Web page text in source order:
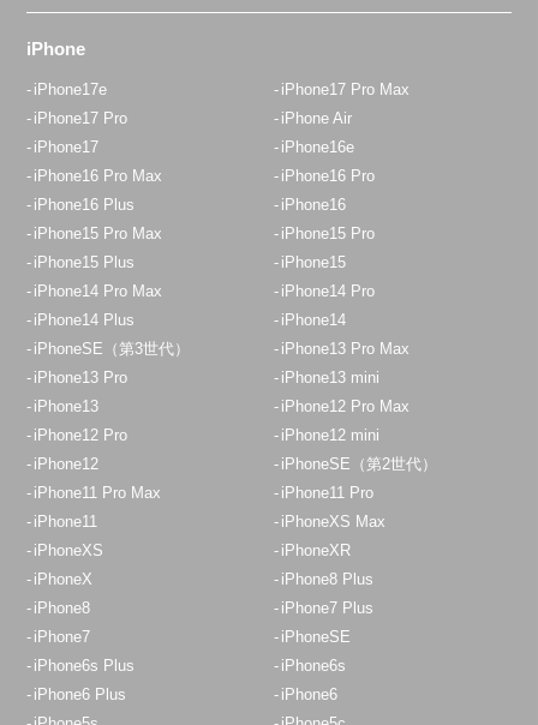
iPhone
iPhone17e
iPhone17 Pro Max
iPhone17 Pro
iPhone Air
iPhone17
iPhone16e
iPhone16 Pro Max
iPhone16 Pro
iPhone16 Plus
iPhone16
iPhone15 Pro Max
iPhone15 Pro
iPhone15 Plus
iPhone15
iPhone14 Pro Max
iPhone14 Pro
iPhone14 Plus
iPhone14
iPhoneSE（第3世代）
iPhone13 Pro Max
iPhone13 Pro
iPhone13 mini
iPhone13
iPhone12 Pro Max
iPhone12 Pro
iPhone12 mini
iPhone12
iPhoneSE（第2世代）
iPhone11 Pro Max
iPhone11 Pro
iPhone11
iPhoneXS Max
iPhoneXS
iPhoneXR
iPhoneX
iPhone8 Plus
iPhone8
iPhone7 Plus
iPhone7
iPhoneSE
iPhone6s Plus
iPhone6s
iPhone6 Plus
iPhone6